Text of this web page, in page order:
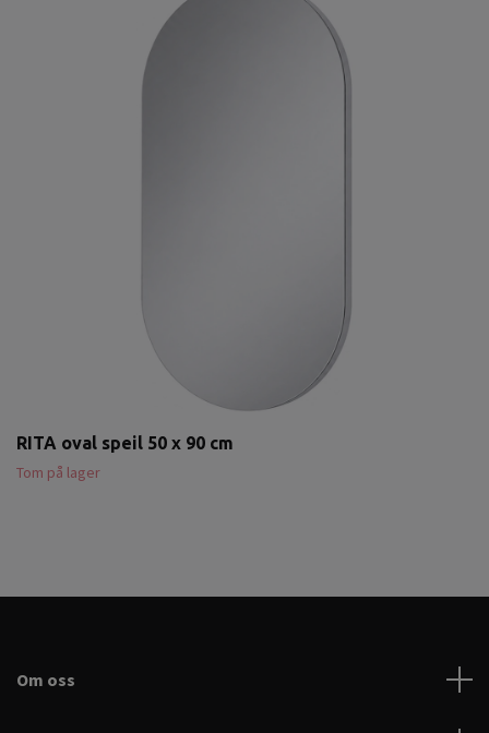
RITA oval speil 50 x 90 cm
Tom på lager
Om oss